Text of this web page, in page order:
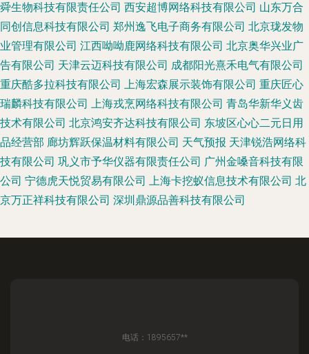
舜生物科技有限责任公司 西安超博网络科技有限公司 山东万合
同创信息科技有限公司 郑州逸飞电子商务有限公司 北京珑发物
业管理有限公司 江西呦呦鹿网络科技有限公司 北京奥华兴业广
告有限公司 天津云迈科技有限公司 成都阳光熹禾电气有限公司
重庆酷多拉科技有限公司 上海宏森展示装饰有限公司 重庆匠心
瑞麟科技有限公司 上海戎烹网络科技有限公司 青岛华新华义齿
技术有限公司 北京鸿安齐达科技有限公司 东坡区心心二元日用
品经营部 廊坊辉跃保温材料有限公司 天气预报 天津锐浩网络科
技有限公司 巩义市予华仪器有限责任公司 广州金嗓音科技有限
公司 宁德虎天悦贸易有限公司 上海卡挖蚁信息技术有限公司 北
京万正祥科技有限公司 深圳鼎源品善科技有限公司
电话：1895657**